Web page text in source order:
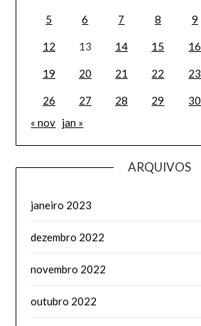
5 6 7 8 9
12 13 14 15 16
19 20 21 22 23
26 27 28 29 30
« nov jan »
ARQUIVOS
janeiro 2023
dezembro 2022
novembro 2022
outubro 2022